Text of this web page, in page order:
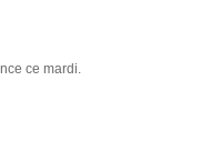
ce mardi.